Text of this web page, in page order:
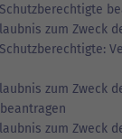
zum Zweck
zum Zweck
zum Zweck